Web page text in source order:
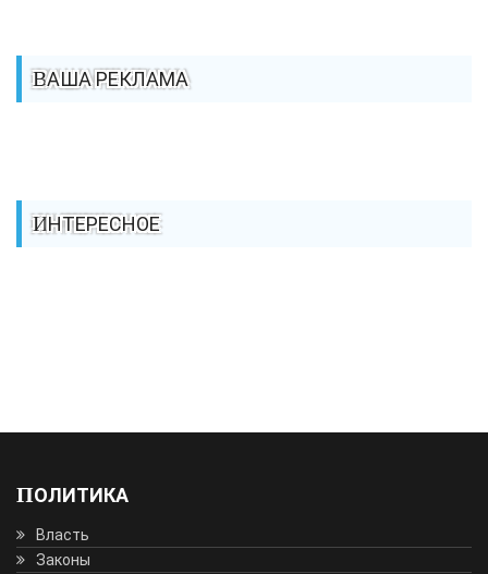
ВАША РЕКЛАМА
ИНТЕРЕСНОЕ
ПОЛИТИКА
Власть
Законы